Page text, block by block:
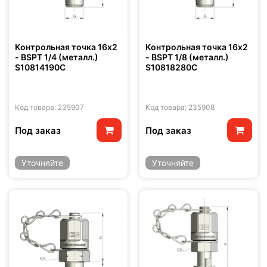
Контрольная точка 16x2
- BSPT 1/4 (металл.)
S10814190C
Код товара: 235907
Под заказ
Уточняйте
Контрольная точка 16x2
- BSPT 1/8 (металл.)
S10818280C
Код товара: 235908
Под заказ
Уточняйте